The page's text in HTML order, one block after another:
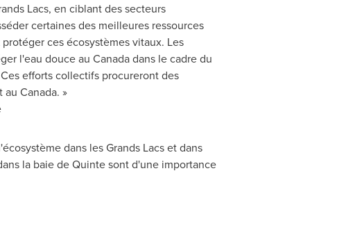
Lacs, en ciblant des secteurs
certaines des meilleures ressources
ces écosystèmes vitaux. Les
l'eau douce au Canada dans le cadre du
efforts collectifs procureront des
Canada. »
dans les Grands Lacs et dans
la baie de Quinte sont d'une importance